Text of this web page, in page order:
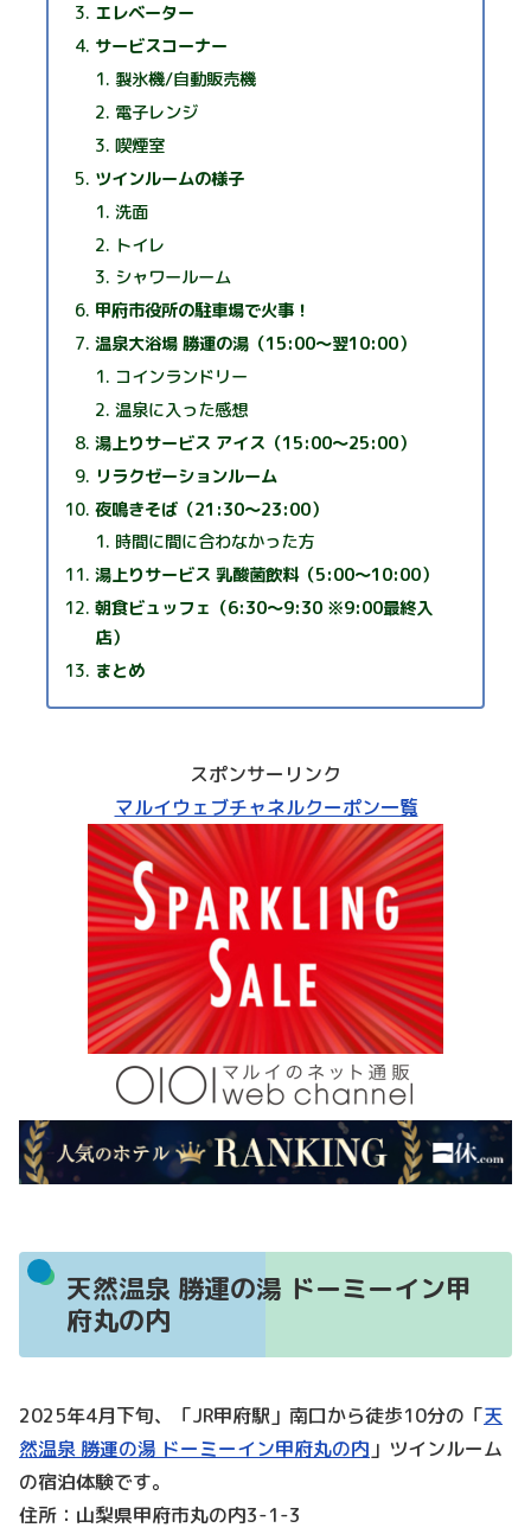
エレベーター
サービスコーナー
製氷機/自動販売機
電子レンジ
喫煙室
ツインルームの様子
洗面
トイレ
シャワールーム
甲府市役所の駐車場で火事！
温泉大浴場 勝運の湯（15:00～翌10:00）
コインランドリー
温泉に入った感想
湯上りサービス アイス（15:00～25:00）
リラクゼーションルーム
夜鳴きそば（21:30～23:00）
時間に間に合わなかった方
湯上りサービス 乳酸菌飲料（5:00～10:00）
朝食ビュッフェ（6:30～9:30 ※9:00最終入
店）
まとめ
スポンサーリンク
マルイウェブチャネルクーポン一覧
天然温泉 勝運の湯 ドーミーイン甲
府丸の内
2025年4月下旬、「JR甲府駅」南口から徒歩10分の「天
然温泉 勝運の湯 ドーミーイン甲府丸の内 」ツインルーム
の宿泊体験です。
住所：山梨県甲府市丸の内3-1-3